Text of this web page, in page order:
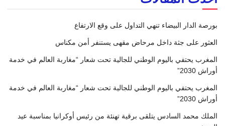
بورصة الدار البيضاء تنهي التداول على وقع الارتفاع
العثور على جثة داخل مرحاض مقهى يستنفر أمن مكناس
المغرب يحتفي باليوم الوطني للجالية تحت شعار “مغاربة العالم في خدمة
أوراش 2030”
المغرب يحتفي باليوم الوطني للجالية تحت شعار “مغاربة العالم في خدمة
أوراش 2030”
الملك محمد السادس يتلقى برقية تهنئة من رئيس أوكرانيا بمناسبة عيد